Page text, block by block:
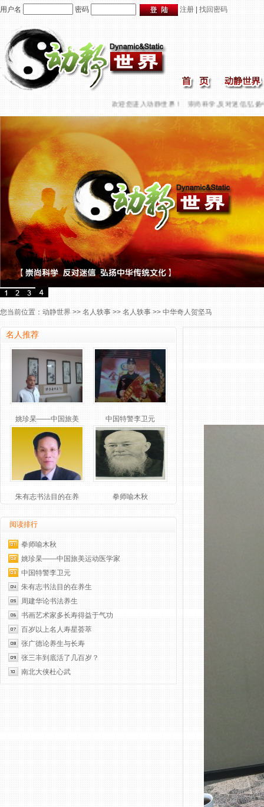
用户名 密码 注册 找回密码
欢迎您进入动静世界！ 崇尚科学,反对迷信,弘扬中
您当前位置： 动静世界 >> 名人轶事 >> 名人轶事 >> 中华奇人贺坚马
名人推荐
姚珍杲——中国旅美 中国特警李卫元
朱有志书法目的在养 拳师喻木秋
阅读排行
拳师喻木秋
姚珍杲——中国旅美运动医学家
中国特警李卫元
朱有志书法目的在养生
周建华论书法养生
书画艺术家多长寿得益于气功
百岁以上名人寿星荟萃
张广德论养生与长寿
张三丰到底活了几百岁？
南北大侠杜心武